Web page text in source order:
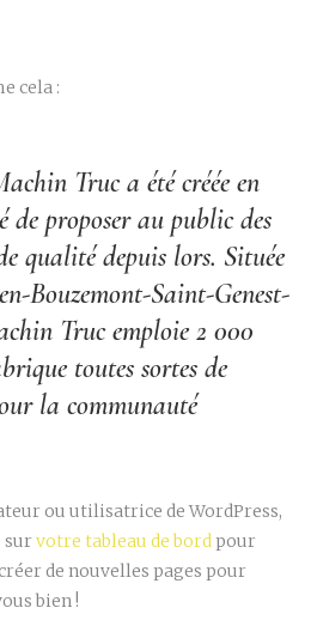
cela :
Truc a été créée en
de proposer au public des
qualité depuis lors. Située
Bouzemont-Saint-Genest-
Truc emploie 2 000
toutes sortes de
la communauté
ou utilisatrice de WordPress,
survotre tableau de bordpour
de nouvelles pages pour
bien !